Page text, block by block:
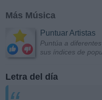
Más Música
Puntuar Artistas
Puntúa a
sus índices de
Letra del día